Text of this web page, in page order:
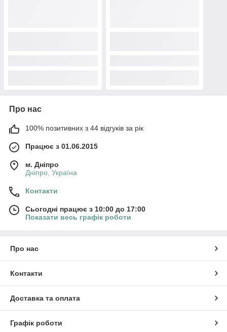
Про нас
100% позитивних з 44 відгуків за рік
Працює з 01.06.2015
м. Дніпро
Дніпро, Україна
Контакти
Сьогодні працює з 10:00 до 17:00
Показати весь графік роботи
Про нас
Контакти
Доставка та оплата
Графік роботи